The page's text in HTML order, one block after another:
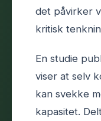
det påvirker
kritisk
En studie
viser at selv
kan svekke
kapasitet.